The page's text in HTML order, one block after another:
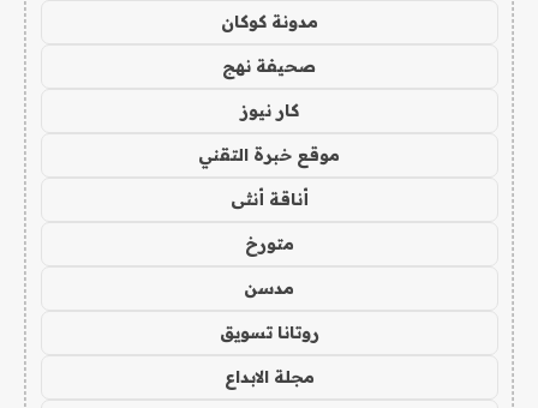
مدونة كوكان
صحيفة نهج
كار نيوز
موقع خبرة التقني
أناقة أنثى
متورخ
مدسن
روتانا تسويق
مجلة الابداع